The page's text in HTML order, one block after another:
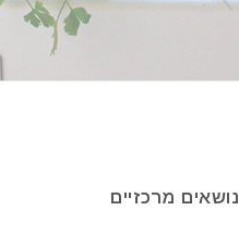
נושאים מרכזיים